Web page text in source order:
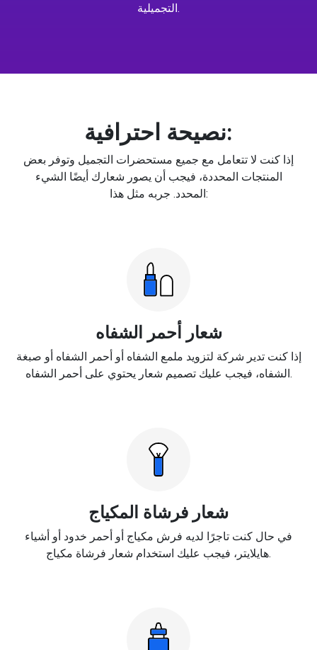
التجميلية.
نصيحة احترافية:
إذا كنت لا تتعامل مع جميع مستحضرات التجميل وتوفر بعض
المنتجات المحددة، فيجب أن يصور شعارك أيضًا الشيء
المحدد. جربه مثل هذا:
شعار أحمر الشفاه
إذا كنت تدير شركة لتزويد ملمع الشفاه أو أحمر الشفاه أو صبغة
الشفاه، فيجب عليك تصميم شعار يحتوي على أحمر الشفاه.
شعار فرشاة المكياج
في حال كنت تاجرًا لديه فرش مكياج أو أحمر خدود أو أشياء
هايلايتر، فيجب عليك استخدام شعار فرشاة مكياج.